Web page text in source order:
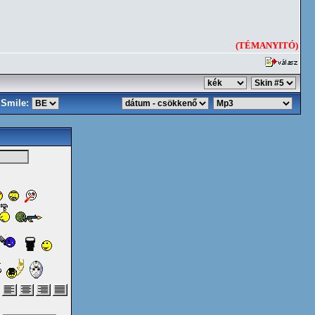
(TÉMANYITÓ)
Smile: